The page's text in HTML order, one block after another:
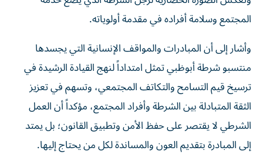
المجتمع وسلامة أفراده في مقدمة أولوياته.
وأشار إلى أن المبادرات والمواقف الإنسانية التي يجسدها
منتسبو شرطة أبوظبي تمثل امتداداً لنهج القيادة الرشيدة في
ترسيخ قيم التسامح والتكاتف المجتمعي، وتسهم في تعزيز
الثقة المتبادلة بين الشرطة وأفراد المجتمع، مؤكداً أن العمل
الشرطي لا يقتصر على حفظ الأمن وتطبيق القانون؛ بل يمتد
إلى المبادرة بتقديم العون والمساندة لكل من يحتاج إليها.